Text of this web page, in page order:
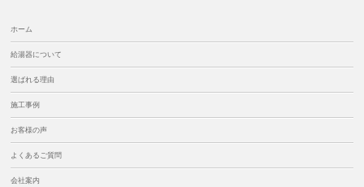
ホーム
給湯器について
選ばれる理由
施工事例
お客様の声
よくあるご質問
会社案内